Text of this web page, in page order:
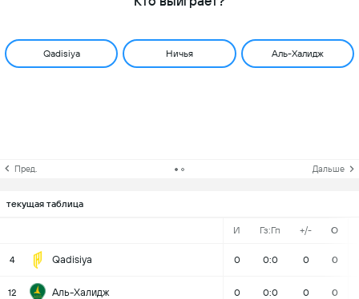
Qadisiya Ничья Аль-Халидж
Пред. Дальше
текущая таблица
И Гз:Гп +/- О
4 Qadisiya 0 0:0 0 0
12 Аль-Халидж 0 0:0 0 0